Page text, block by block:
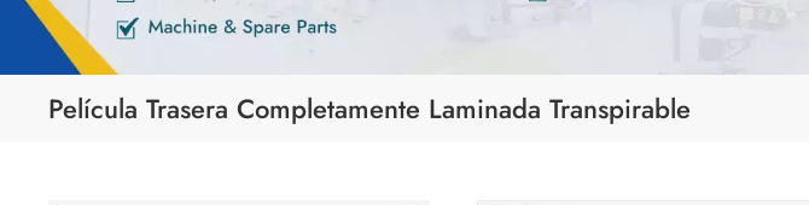
Película Trasera Completamente Laminada Transpirable